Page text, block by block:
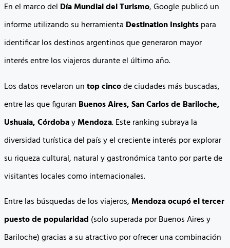
En el marco del Día Mundial del Turismo, Google publicó un
informe utilizando su herramienta Destination Insightspara
identificar los destinos argentinos que generaron mayor
interés entre los viajeros durante el último año.
Los datos revelaron untop cincode ciudades más buscadas,
entre las que figuran Buenos Aires, San Carlos de Bariloche,
Ushuaia, CórdobayMendoza. Este ranking subraya la
diversidad turística del país y el creciente interés por explorar
su riqueza cultural, natural y gastronómica tanto por parte de
visitantes locales como internacionales.
Entre las búsquedas de los viajeros,Mendoza ocupó el tercer
puesto de popularidad (solo superada por Buenos Aires y
Bariloche) gracias a su atractivo por ofrecer una combinación